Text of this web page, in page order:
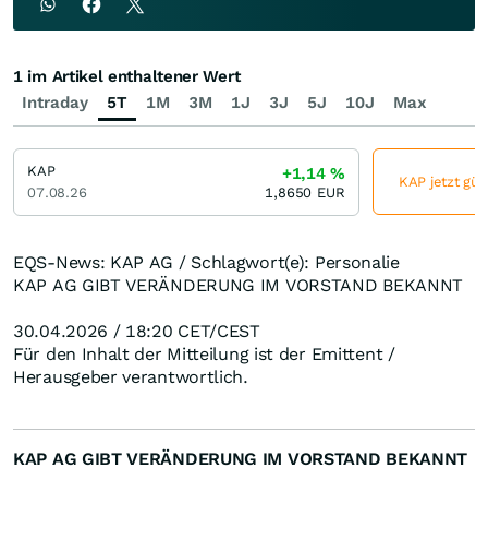
EQS-News: KAP AG / Schlagwort(e): Personalie
KAP AG GIBT VERÄNDERUNG IM VORSTAND BEKANNT
30.04.2026 / 18:20 CET/CEST
Für den Inhalt der Mitteilung ist der Emittent /
Herausgeber verantwortlich.
KAP AG GIBT VERÄNDERUNG IM VORSTAND BEKANNT
Intraday 5T 1M 3M 1J 3J 5J 10J Max
1 im Artikel enthaltener Wert
KAP
07.08.26
+1,14%
1,8650 EUR
KAP jetzt